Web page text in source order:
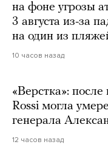
на фоне угрозы
3 августа из-за
на один из
10 часов назад
«Верстка»:
Rossi могла
генерала
12 часов назад